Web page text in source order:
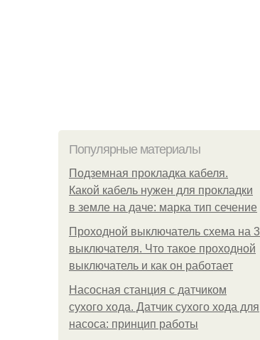
Популярные материалы
Подземная прокладка кабеля.
Какой кабель нужен для прокладки
в земле на даче: марка тип сечение
Проходной выключатель схема на 3
выключателя. Что такое проходной
выключатель и как он работает
Насосная станция с датчиком
сухого хода. Датчик сухого хода для
насоса: принцип работы